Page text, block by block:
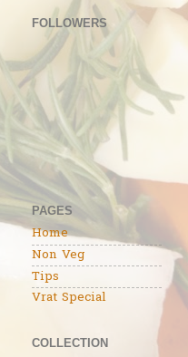
FOLLOWERS
PAGES
Home
Non Veg
Tips
Vrat Special
COLLECTION